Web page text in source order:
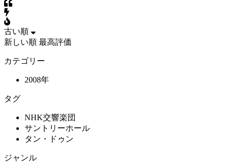
古い順
新しい順 最高評価
カテゴリー
2008年
タグ
NHK交響楽団
サントリーホール
タン・ドゥン
ジャンル